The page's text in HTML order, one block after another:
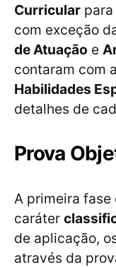
Curricular
com exceção
de Atuação e
contaram com
Habilidades
detalhes de
Prova
A primeira fase
caráter
de aplicação,
através da